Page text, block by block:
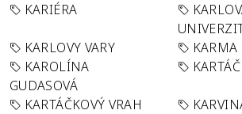
KARIÉRA
KARLOVY VARY
KARMA
KAROLÍNA
GUDASOVÁ
KARTÁČKOVÝ VRAH